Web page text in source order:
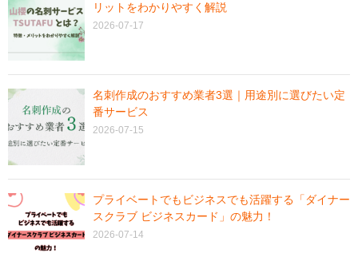
リットをわかりやすく解説
2026-07-17
名刺作成のおすすめ業者3選｜用途別に選びたい定
番サービス
2026-07-15
プライベートでもビジネスでも活躍する「ダイナー
スクラブ ビジネスカード」の魅力！
2026-07-14